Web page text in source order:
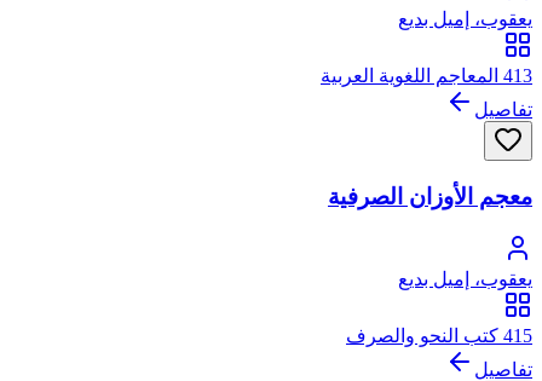
يعقوب، إميل بديع
413 المعاجم اللغوية العربية
تفاصيل
معجم الأوزان الصرفية
يعقوب، إميل بديع
415 كتب النحو والصرف
تفاصيل